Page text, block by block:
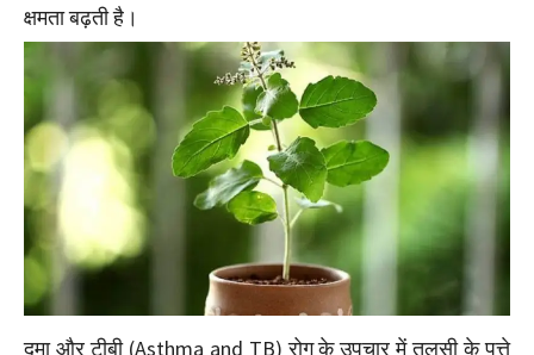
क्षमता बढ़ती है।
दमा और टीबी (Asthma and TB) रोग के उपचार में तुलसी के पत्ते